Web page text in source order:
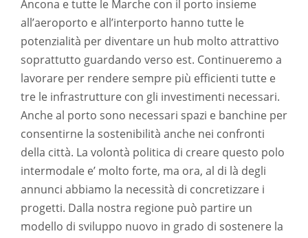
Ancona e tutte le Marche con il porto insieme
all’aeroporto e all’interporto hanno tutte le
potenzialità per diventare un hub molto attrattivo
soprattutto guardando verso est. Continueremo a
lavorare per rendere sempre più efficienti tutte e
tre le infrastrutture con gli investimenti necessari.
Anche al porto sono necessari spazi e banchine per
consentirne la sostenibilità anche nei confronti
della città. La volontà politica di creare questo polo
intermodale e’ molto forte, ma ora, al di là degli
annunci abbiamo la necessità di concretizzare i
progetti. Dalla nostra regione può partire un
modello di sviluppo nuovo in grado di sostenere la